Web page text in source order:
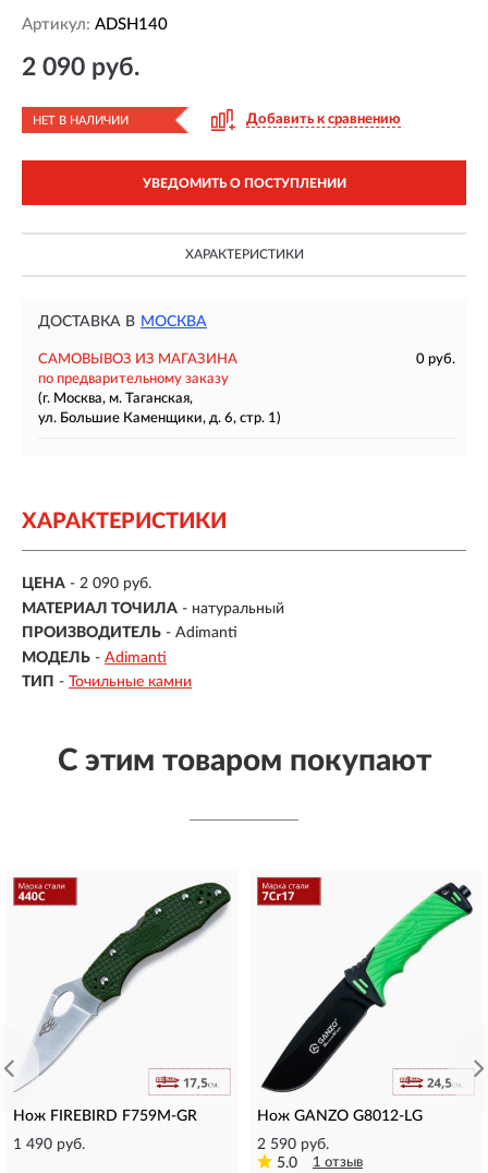
Артикул: ADSH140
2 090 руб.
НЕТ В НАЛИЧИИ Добавить к сравнению
УВЕДОМИТЬ О ПОСТУПЛЕНИИ
ХАРАКТЕРИСТИКИ
ДОСТАВКА В МОСКВА
САМОВЫВОЗ ИЗ МАГАЗИНА
0 руб.
по предварительному заказу
(г. Москва, м. Таганская,
ул. Большие Каменщики, д. 6, стр. 1)
ХАРАКТЕРИСТИКИ
ЦЕНА - 2 090 руб.
МАТЕРИАЛ ТОЧИЛА - натуральный
ПРОИЗВОДИТЕЛЬ - Adimanti
МОДЕЛЬ - Adimanti
ТИП - Точильные камни
С этим товаром покупают
Нож FIREBIRD F759M-GR​
1 490 руб.
Нож GANZO G8012-LG
2 590 руб.
5.0
1 отзыв